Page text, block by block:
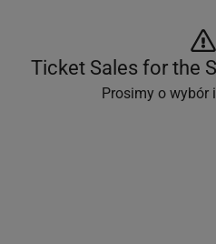
Ticket Sales for the
Prosimy o wybór